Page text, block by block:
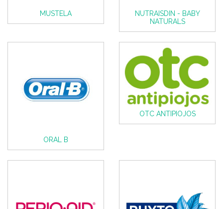
MUSTELA
NUTRAISDIN - BABY
NATURALS
ORAL B
OTC ANTIPIOJOS